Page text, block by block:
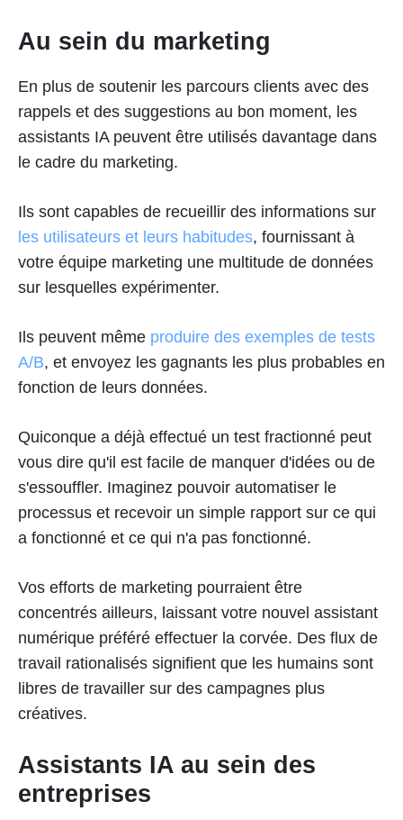
Au sein du marketing
En plus de soutenir les parcours clients avec des
rappels et des suggestions au bon moment, les
assistants IA peuvent être utilisés davantage dans
le cadre du marketing.
Ils sont capables de recueillir des informations sur
les utilisateurs et leurs habitudes, fournissant à
votre équipe marketing une multitude de données
sur lesquelles expérimenter.
Ils peuvent même produire des exemples de tests
A/B, et envoyez les gagnants les plus probables en
fonction de leurs données.
Quiconque a déjà effectué un test fractionné peut
vous dire qu'il est facile de manquer d'idées ou de
s'essouffler. Imaginez pouvoir automatiser le
processus et recevoir un simple rapport sur ce qui
a fonctionné et ce qui n'a pas fonctionné.
Vos efforts de marketing pourraient être
concentrés ailleurs, laissant votre nouvel assistant
numérique préféré effectuer la corvée. Des flux de
travail rationalisés signifient que les humains sont
libres de travailler sur des campagnes plus
créatives.
Assistants IA au sein des
entreprises